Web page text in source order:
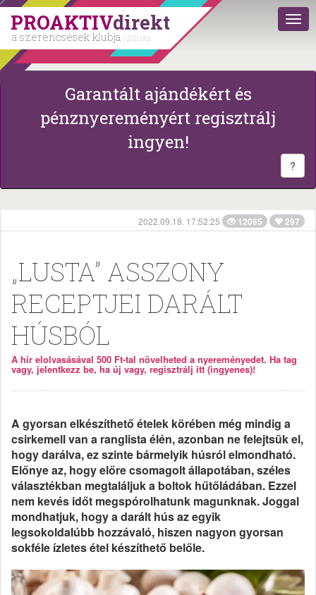
PROAKTIVdirekt
a szerencsések klubja | 2011 óta
Garantált ajándékért és
pénznyereményért regisztrálj
ingyen!
?
2022.09.18. 17:52:25 12065 297
„LUSTA” ASSZONY
RECEPTJEI DARÁLT
HÚSBÓL
A hír elolvasásával 500 Ft-tal növelheted a nyereményedet. Ha tag
vagy, jelentkezz be, ha új vagy, regisztrálj itt (ingyenes)!
A gyorsan elkészíthető ételek körében még mindig a
csirkemell van a ranglista élén, azonban ne felejtsük el,
hogy darálva, ez szinte bármelyik húsról elmondható.
Előnye az, hogy előre csomagolt állapotában, széles
választékban megtaláljuk a boltok hűtőládában. Ezzel
nem kevés időt megspórolhatunk magunknak. Joggal
mondhatjuk, hogy a darált hús az egyik
legsokoldalúbb hozzávaló, hiszen nagyon gyorsan
sokféle ízletes étel készíthető belőle.